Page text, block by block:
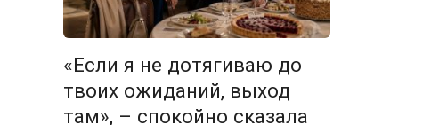
«Если я не дотягиваю до
твоих ожиданий, выход
там», – спокойно сказала